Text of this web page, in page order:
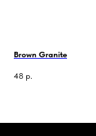
Brown Granite
48 р.